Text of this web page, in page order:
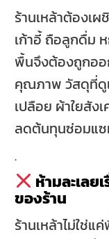
ร้านเหล้าต้องเ
เก้าอี้ ถือลูกดื่ม ห
พื้นจึงต้องถูกออ
คุณภาพ วัสดุที่ดู
เปลือย ผ้าใยสัง
ลดต้นทุนซ่อมแซ
.
ห้ามละเลย
ของร้าน
ร้านเหล้าไม่ใช่